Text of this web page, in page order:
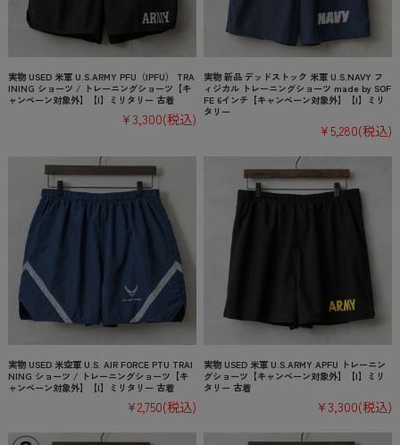
実物 USED 米軍 U.S.ARMY PFU（IPFU） TRA
INING ショーツ / トレーニングショーツ【キ
ャンペーン対象外】【I】ミリタリー 古着
¥3,300(税込)
実物 新品 デッドストック 米軍 U.S.NAVY フ
ィジカル トレーニングショーツ made by SOF
FE 6インチ【キャンペーン対象外】【I】ミリ
タリー
¥5,280(税込)
実物 USED 米空軍 U.S. AIR FORCE PTU TRAI
NING ショーツ / トレーニングショーツ【キ
ャンペーン対象外】【I】ミリタリー 古着
¥2,750(税込)
実物 USED 米軍 U.S.ARMY APFU トレーニン
グショーツ【キャンペーン対象外】【I】ミリ
タリー 古着
¥3,300(税込)